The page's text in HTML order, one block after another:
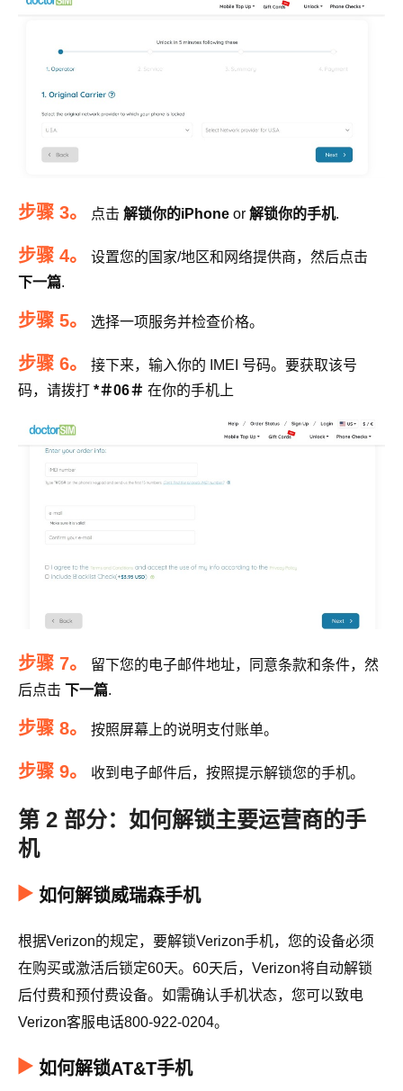
步骤 3。 点击 解锁你的iPhone or 解锁你的手机.
步骤 4。
设置您的国家/地区和网络提供商，然后点击
下一篇.
步骤 5。 选择一项服务并检查价格。
步骤 6。
接下来，输入你的 IMEI 号码。要获取该号
码，请拨打 *＃06＃ 在你的手机上
步骤 7。
留下您的电子邮件地址，同意条款和条件，然
后点击 下一篇.
步骤 8。 按照屏幕上的说明支付账单。
步骤 9。 收到电子邮件后，按照提示解锁您的手机。
第 2 部分：如何解锁主要运营商的手
机
如何解锁威瑞森手机
根据Verizon的规定，要解锁Verizon手机，您的设备必须
在购买或激活后锁定60天。60天后，Verizon将自动解锁
后付费和预付费设备。如需确认手机状态，您可以致电
Verizon客服电话800-922-0204。
如何解锁AT&T手机